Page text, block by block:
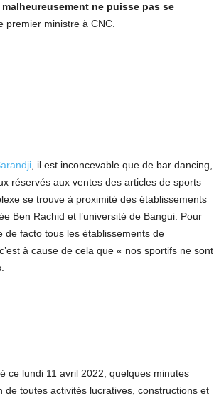
ne puisse pas se
premier ministre à CNC.
, il est inconcevable que de bar dancing,
réservés aux ventes des articles de sports
se trouve à proximité des établissements
Ben Rachid et l’université de Bangui. Pour
de facto tous les établissements de
à cause de cela que « nos sportifs ne sont
ce lundi 11 avril 2022, quelques minutes
de toutes activités lucratives, constructions et